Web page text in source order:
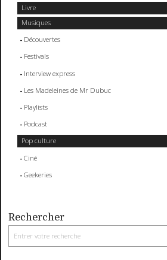
Livre
Musiques
Découvertes
Festivals
Interview express
Les Madeleines de Mr Dubuc
Playlists
Podcast
Pop culture
Ciné
Geekeries
Rechercher